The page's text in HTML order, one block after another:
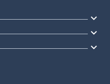


